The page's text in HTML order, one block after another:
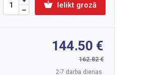
Ielikt grozā
144.50
162.82
2-7 darba dienas